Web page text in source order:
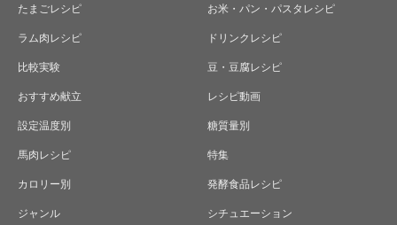
たまごレシピ お米・パン・パスタレシピ
ラム肉レシピ ドリンクレシピ
比較実験 豆・豆腐レシピ
おすすめ献立 レシピ動画
設定温度別 糖質量別
馬肉レシピ 特集
カロリー別 発酵食品レシピ
ジャンル シチュエーション